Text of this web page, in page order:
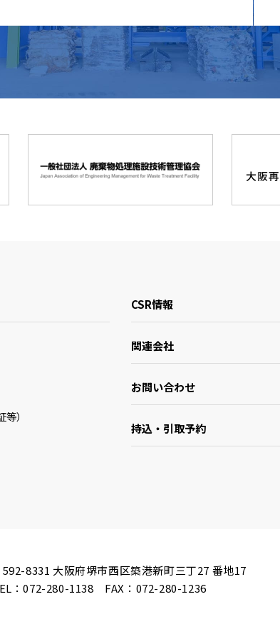
）
CSR情報
関連会社
お問い合わせ
持込・引取予約
592-8331 大阪府堺市西区築港新町三丁27 番地17
：072-280-1138 FAX：072-280-1236